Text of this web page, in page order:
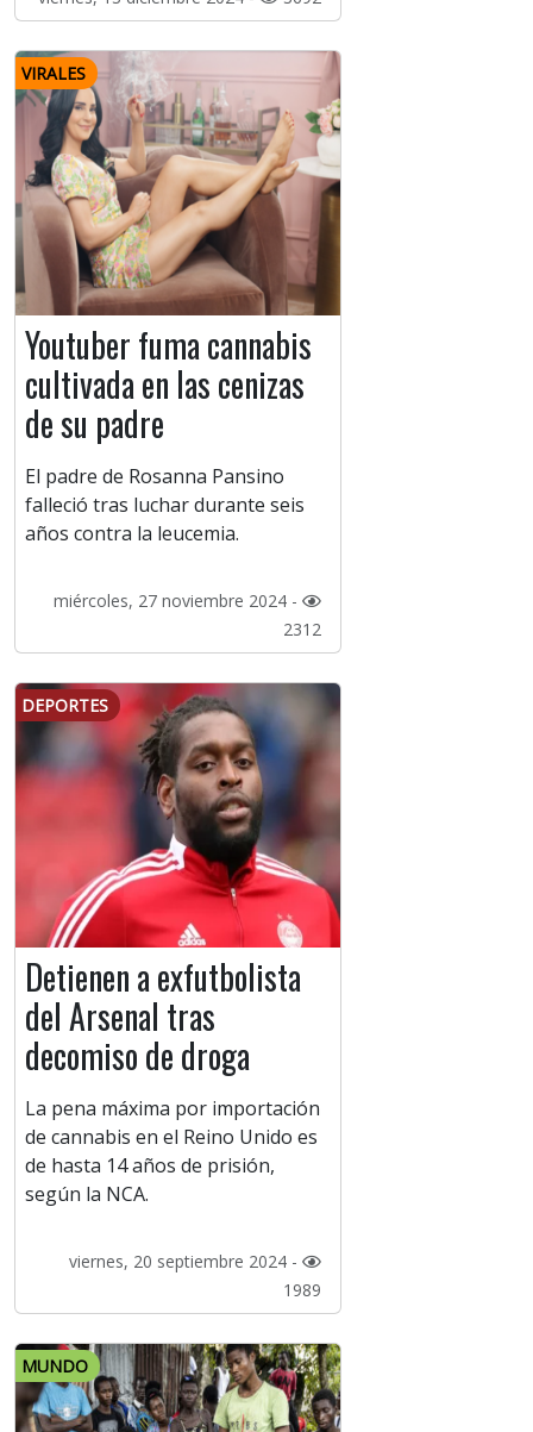
VIRALES
Youtuber fuma cannabis
cultivada en las cenizas
de su padre
El padre de Rosanna Pansino
falleció tras luchar durante seis
años contra la leucemia.
miércoles, 27 noviembre 2024 -
2312
DEPORTES
Detienen a exfutbolista
del Arsenal tras
decomiso de droga
La pena máxima por importación
de cannabis en el Reino Unido es
de hasta 14 años de prisión,
según la NCA.
viernes, 20 septiembre 2024 -
1989
MUNDO